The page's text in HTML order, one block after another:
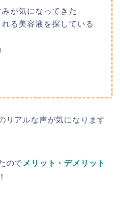
が気になってきた
る美容液を探している
リアルな声が気になります
ので メリット・デメリット